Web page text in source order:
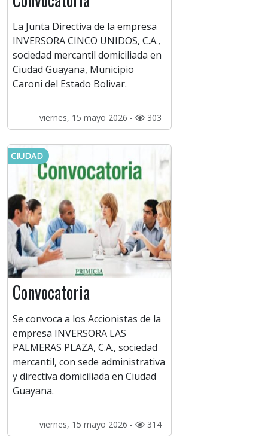
La Junta Directiva de la empresa
INVERSORA CINCO UNIDOS, C.A.,
sociedad mercantil domiciliada en
Ciudad Guayana, Municipio
Caroni del Estado Bolivar.
viernes, 15 mayo 2026 - 303
CIUDAD
Convocatoria
Se convoca a los Accionistas de la
empresa INVERSORA LAS
PALMERAS PLAZA, C.A., sociedad
mercantil, con sede administrativa
y directiva domiciliada en Ciudad
Guayana.
viernes, 15 mayo 2026 - 314